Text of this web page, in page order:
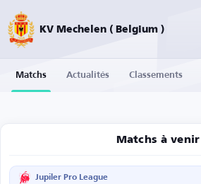
KV Mechelen ( Belgium )
Matchs Actualités Classements
Matchs à venir
Jupiler Pro League